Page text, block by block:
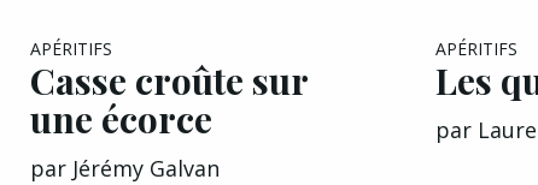
APÉRITIFS
Casse croûte sur
une écorce
par Jérémy Galvan
APÉRITIFS
Les
par